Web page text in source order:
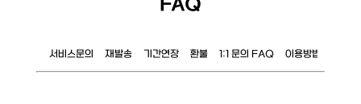
FAQ
서비스문의 재발송 기간연장 환불 1:1 문의 FAQ 이용방법